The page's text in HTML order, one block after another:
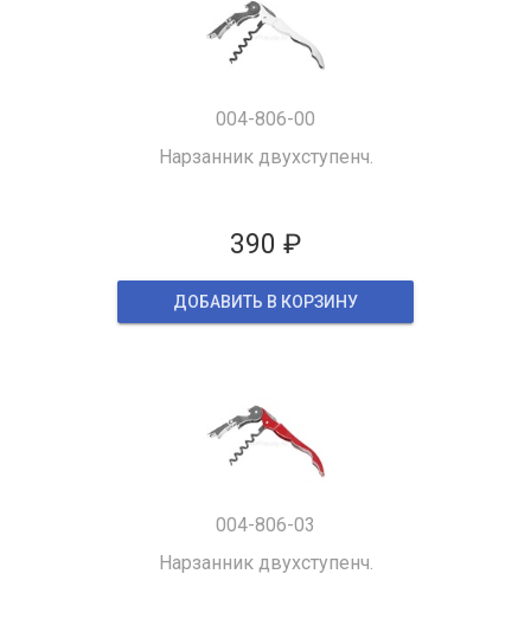
004-806-00
Нарзанник двухступенч.
390 ₽
ДОБАВИТЬ В КОРЗИНУ
004-806-03
Нарзанник двухступенч.